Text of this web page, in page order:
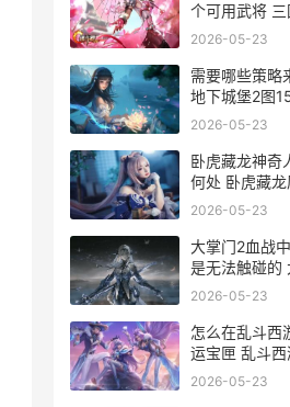
个可用武将
2026-05-23
需要哪些策略
地下城堡2图
要素
2026-05-23
卧虎藏龙神奇
何处 卧虎藏
2026-05-23
大掌门2血战
是无法触碰的
容站位
2026-05-23
怎么在乱斗西
运宝匣 乱斗
2026-05-23